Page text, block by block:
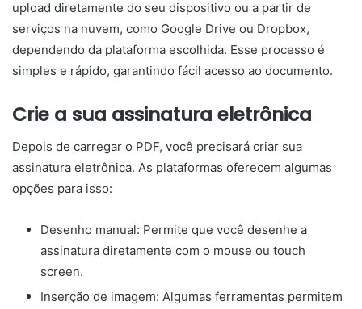
upload diretamente do seu dispositivo ou a partir de
serviços na nuvem, como Google Drive ou Dropbox,
dependendo da plataforma escolhida. Esse processo é
simples e rápido, garantindo fácil acesso ao documento.
Crie a sua assinatura eletrônica
Depois de carregar o PDF, você precisará criar sua
assinatura eletrônica. As plataformas oferecem algumas
opções para isso:
Desenho manual: Permite que você desenhe a
assinatura diretamente com o mouse ou touch
screen.
Inserção de imagem: Algumas ferramentas permitem